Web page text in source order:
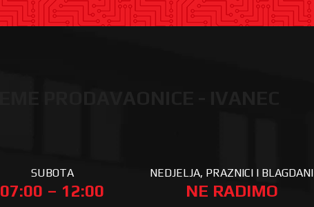
SUBOTA
07:00 – 12:00
NEDJELJA, PRAZNICI I BLAGDANI
NE RADIMO